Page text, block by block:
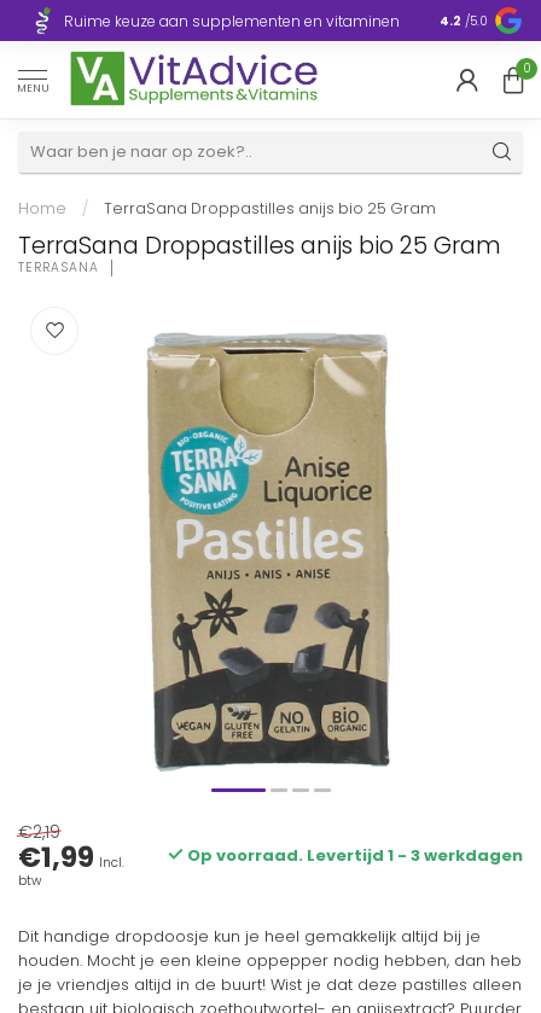
Ruime keuze aan supplementen en vitaminen Europa
4.2 /5.0
MENU
0
Home / TerraSana Droppastilles anijs bio 25 Gram
TerraSana Droppastilles anijs bio 25 Gram
TERRASANA
€2,19
€1,99 Incl.
btw
Op voorraad. Levertijd 1 - 3 werkdagen
Dit handige dropdoosje kun je heel gemakkelijk altijd bij je
houden. Mocht je een kleine oppepper nodig hebben, dan heb
je je vriendjes altijd in de buurt! Wist je dat deze pastilles alleen